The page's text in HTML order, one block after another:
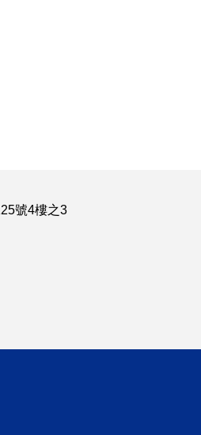
號4樓之3